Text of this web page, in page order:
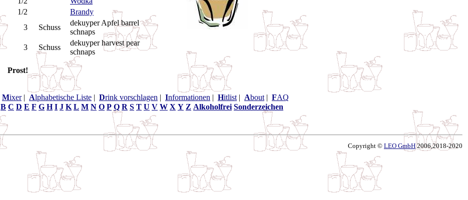
1/2
Brandy
3
Schuss
dekuyper Apfel barrel
schnaps
3
Schuss
dekuyper harvest pear
schnaps
Prost!
Mixer| Alphabetische Liste | Drink vorschlagen | Informationen | Hitlist | About | FAQ
B C D E F G H I J K L M N O P Q R S T U V W X Y Z Alkoholfrei Sonderzeichen
Copyright © LEO GmbH2006,2018-2020